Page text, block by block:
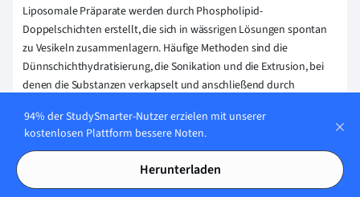
Liposomale Präparate werden durch Phospholipid-
Doppelschichten erstellt, die sich in wässrigen Lösungen spontan
zu Vesikeln zusammenlagern. Häufige Methoden sind die
Dünnschichthydratisierung, die Sonikation und die Extrusion, bei
denen die Substanzen verkapselt und anschließend durch
94% der StudySmarter-Nutzer erzielen mit unserer
kostenlosen Plattform bessere Noten.
Herunterladen